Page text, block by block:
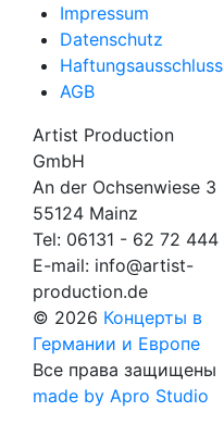
Impressum
Datenschutz
Haftungsausschluss
AGB
Artist Production
GmbH
An der Ochsenwiese 3
55124 Mainz
Tel: 06131 - 62 72 444
E-mail: info@artist-
production.de
© 2026 Концерты в
Германии и Европе
Все права защищены
made by Apro Studio